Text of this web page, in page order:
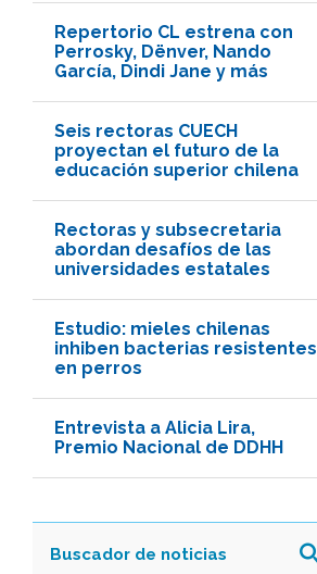
Repertorio CL estrena con
Perrosky, Dënver, Nando
García, Dindi Jane y más
Seis rectoras CUECH
proyectan el futuro de la
educación superior chilena
Rectoras y subsecretaria
abordan desafíos de las
universidades estatales
Estudio: mieles chilenas
inhiben bacterias resistentes
en perros
Entrevista a Alicia Lira,
Premio Nacional de DDHH